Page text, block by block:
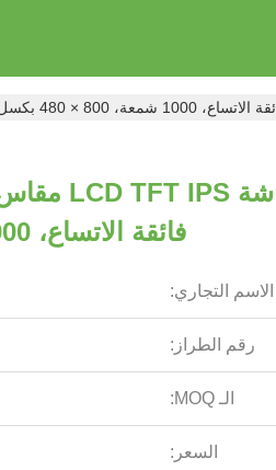
فائقة الاتساع، 1000 شمعة، 800 × 480 بكسل
الاسم التجاري:
رقم الطراز:
الـ MOQ:
السعر: